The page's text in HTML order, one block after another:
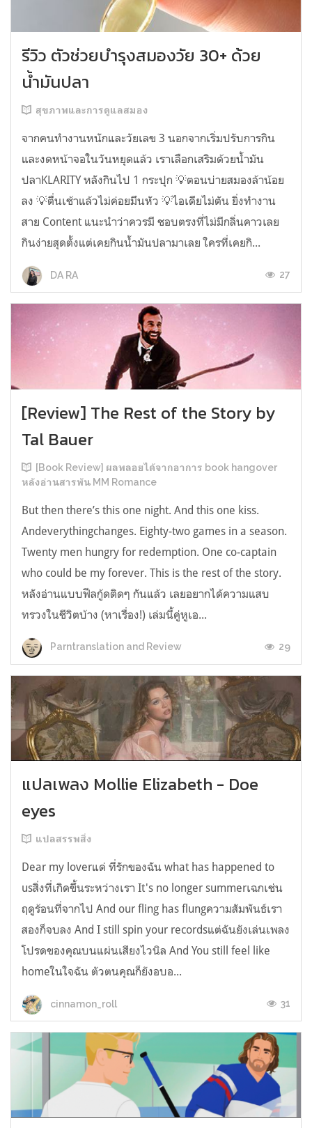
รีวิว ตัวช่วยบำรุงสมองวัย 30+ ด้วย
น้ำมันปลา
สุขภาพและการดูแลสมอง
จากคนทำงานหนักและวัยเลข 3 นอกจากเริ่มปรับการกิน
และงดหน้าจอในวันหยุดแล้ว เราเลือกเสริมด้วยน้ำมัน
ปลาKLARITY หลังกินไป 1 กระปุก 💡ตอนบ่ายสมองล้าน้อย
ลง 💡ตื่นเช้าแล้วไม่ค่อยมึนหัว 💡ไอเดียไม่ตัน ยิ่งทำงาน
สาย Content แนะนำว่าควรมี ชอบตรงที่ไม่มีกลิ่นคาวเลย
กินง่ายสุดตั้งแต่เคยกินน้ำมันปลามาเลย ใครที่เคยกิ...
DA RA 27
[Review] The Rest of the Story by
Tal Bauer
[Book Review] ผลพลอยได้จากอาการ book hangover
หลังอ่านสารพัน MM Romance
But then there’s this one night. And this one kiss.
Andeverythingchanges. Eighty-two games in a season.
Twenty men hungry for redemption. One co-captain
who could be my forever. This is the rest of the story.
หลังอ่านแบบฟีลกู้ดติดๆ กันแล้ว เลยอยากได้ความแสบ
ทรวงในชีวิตบ้าง (หาเรื่อง!) เล่มนี้คู่หูเอ...
Parntranslation and Review 29
แปลเพลง Mollie Elizabeth - Doe
eyes
แปลสรรพสิ่ง
Dear my loverแด่ ที่รักของฉัน what has happened to
usสิ่งที่เกิดขึ้นระหว่างเรา It's no longer summerเฉกเช่น
ฤดูร้อนที่จากไป And our fling has flungความสัมพันธ์เรา
สองก็จบลง And I still spin your recordsแต่ฉันยังเล่นเพลง
โปรดของคุณบนแผ่นเสียงไวนิล And You still feel like
homeในใจฉัน ตัวตนคุณก็ยังอบอ...
cinnamon_roll 31